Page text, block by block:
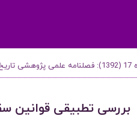
بررسی تطبیقی قوانین